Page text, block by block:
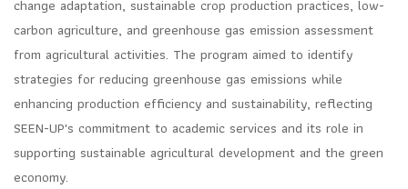
change adaptation, sustainable crop production practices, low-
carbon agriculture, and greenhouse gas emission assessment
from agricultural activities. The program aimed to identify
strategies for reducing greenhouse gas emissions while
enhancing production efficiency and sustainability, reflecting
SEEN-UP's commitment to academic services and its role in
supporting sustainable agricultural development and the green
economy.